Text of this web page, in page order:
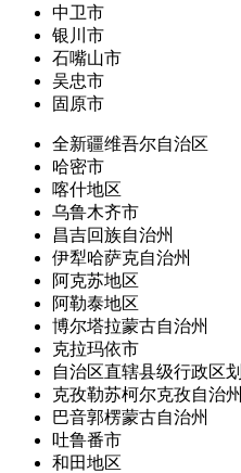
中卫市
银川市
石嘴山市
吴忠市
固原市
全新疆维吾尔自治区
哈密市
喀什地区
乌鲁木齐市
昌吉回族自治州
伊犁哈萨克自治州
阿克苏地区
阿勒泰地区
博尔塔拉蒙古自治州
克拉玛依市
自治区直辖县级行政区划
克孜勒苏柯尔克孜自治州
巴音郭楞蒙古自治州
吐鲁番市
和田地区